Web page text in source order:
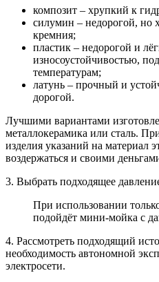
композит – хрупкий к
силумин – недорогой, но
кремния;
пластик – недорогой и
износоустойчивостью,
температурам;
латунь – прочный и
дорогой.
Лучшими вариантами
металлокерамика или сталь.
изделия указаний на материал
воздержаться и своими
3. Выбрать подходящее
При использовании
подойдёт мини-мойка с
4. Рассмотреть подходящий
необходимость автономной
электросети.